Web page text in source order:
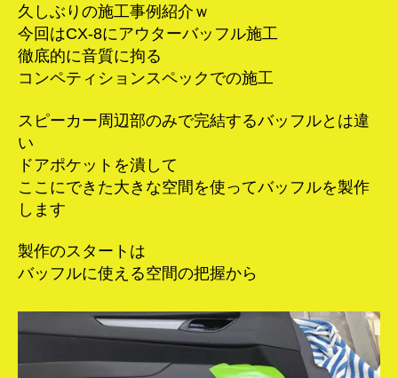
久しぶりの施工事例紹介ｗ
今回はCX-8にアウターバッフル施工
徹底的に音質に拘る
コンペティションスペックでの施工
スピーカー周辺部のみで完結するバッフルとは違
い
ドアポケットを潰して
ここにできた大きな空間を使ってバッフルを製作
します
製作のスタートは
バッフルに使える空間の把握から